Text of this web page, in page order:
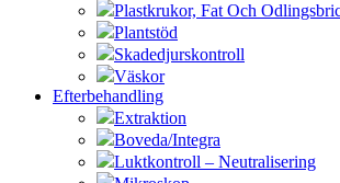
Plastkrukor, Fat Och
Plantstöd
Skadedjurskontroll
Väskor
Efterbehandling
Extraktion
Boveda/Integra
Luktkontroll – Neutralisering